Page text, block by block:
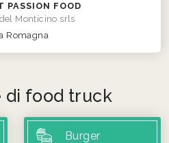
PASSION FOOD
Monticino srls
Romagna
di food truck
Burger